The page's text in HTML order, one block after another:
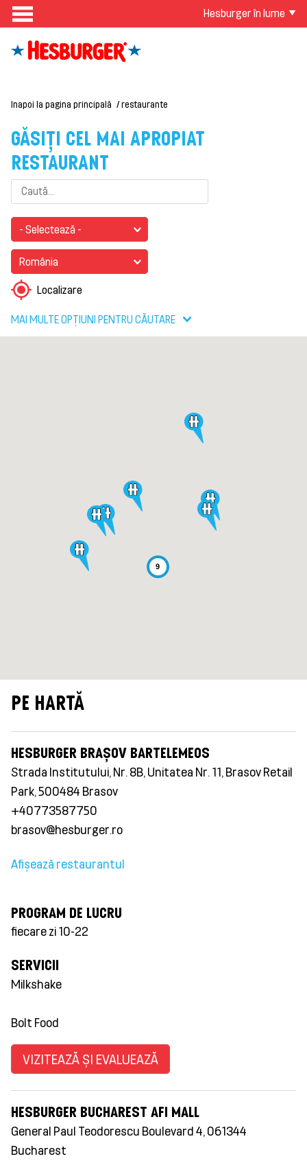
Hesburger în lume
Inapoi la pagina principală restaurante
GĂSIȚI CEL MAI APROPIAT
RESTAURANT
- Selectează -
România
Localizare
MAI MULTE OPȚIUNI PENTRU CĂUTARE
9
PE HARTĂ
HESBURGER BRAȘOV BARTELEMEOS
Strada Institutului, Nr. 8B, Unitatea Nr. 11, Brasov Retail
Park, 500484 Brasov
+40773587750
brasov@hesburger.ro
Afișează restaurantul
PROGRAM DE LUCRU
fiecare zi 10-22
SERVICII
Milkshake
Bolt Food
VIZITEAZĂ ȘI EVALUEAZĂ
HESBURGER BUCHAREST AFI MALL
General Paul Teodorescu Boulevard 4, 061344
Bucharest